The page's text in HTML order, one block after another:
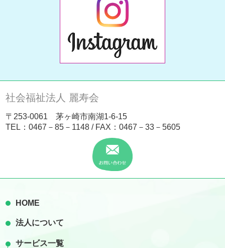
社会福祉法人 麗寿会
〒253-0061 茅ヶ崎市南湖1-6-15
TEL：0467－85－1148 / FAX：0467－33－5605
HOME
法人について
サービス一覧